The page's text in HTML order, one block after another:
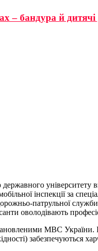
– бандура й дитячі
університету
інспекції за
патрульної
оволодівають
МВС України.
забезпечуються